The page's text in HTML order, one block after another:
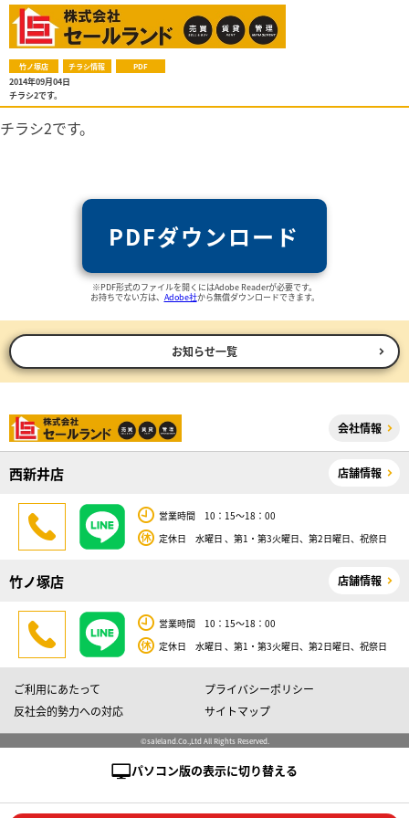
竹ノ塚店 チラシ情報 PDF
2014年09月04日
チラシ2です。
チラシ2です。
PDFダウンロード
※PDF形式のファイルを開くにはAdobe Readerが必要です。
お持ちでない方は、 Adobe社から無償ダウンロードできます。
お知らせ一覧
会社情報
西新井店 店舗情報
営業時間 10：15～18：00
定休日 水曜日 、第1・第3火曜日、第2日曜日、祝祭日
竹ノ塚店 店舗情報
営業時間 10：15～18：00
定休日 水曜日 、第1・第3火曜日、第2日曜日、祝祭日
ご利用にあたって
プライバシーポリシー
反社会的勢力への対応
サイトマップ
©saleland.Co.,Ltd All Rights Reserved.
パソコン版の表示に切り替える